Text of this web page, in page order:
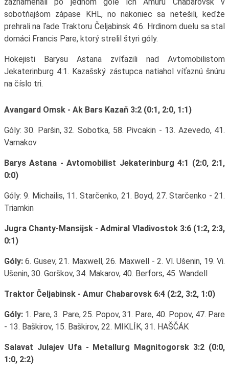
sobotňajšom zápase KHL, no nakoniec sa netešili, keďže
prehrali na ľade Traktoru Čeljabinsk 4:6. Hrdinom duelu sa stal
domáci Francis Pare, ktorý strelil štyri góly.
Hokejisti Barysu Astana zvíťazili nad Avtomobilistom
Jekaterinburg 4:1. Kazašský zástupca natiahol víťaznú šnúru
na číslo tri.
Avangard Omsk - Ak Bars Kazaň 3:2 (0:1, 2:0, 1:1)
Góly: 30. Paršin, 32. Sobotka, 58. Pivcakin - 13. Azevedo, 41.
Varnakov
Barys Astana - Avtomobilist Jekaterinburg 4:1 (2:0, 2:1,
0:0)
Góly: 9. Michailis, 11. Starčenko, 21. Boyd, 27. Starčenko - 21.
Triamkin
Jugra Chanty-Mansijsk - Admiral Vladivostok 3:6 (1:2, 2:3,
0:1)
Góly:6. Gusev, 21. Maxwell, 26. Maxwell - 2. Vl. Ušenin, 19. Vi.
Ušenin, 30. Gorškov, 34. Makarov, 40. Berfors, 45. Wandell
Traktor Čeljabinsk - Amur Chabarovsk 6:4 (2:2, 3:2, 1:0)
Góly:1. Pare, 3. Pare, 25. Popov, 31. Pare, 40. Popov, 47. Pare
- 13. Baškirov, 15. Baškirov, 22. MIKLÍK, 31. HAŠČÁK
Salavat Julajev Ufa - Metallurg Magnitogorsk 3:2 (0:0,
1:0, 2:2)